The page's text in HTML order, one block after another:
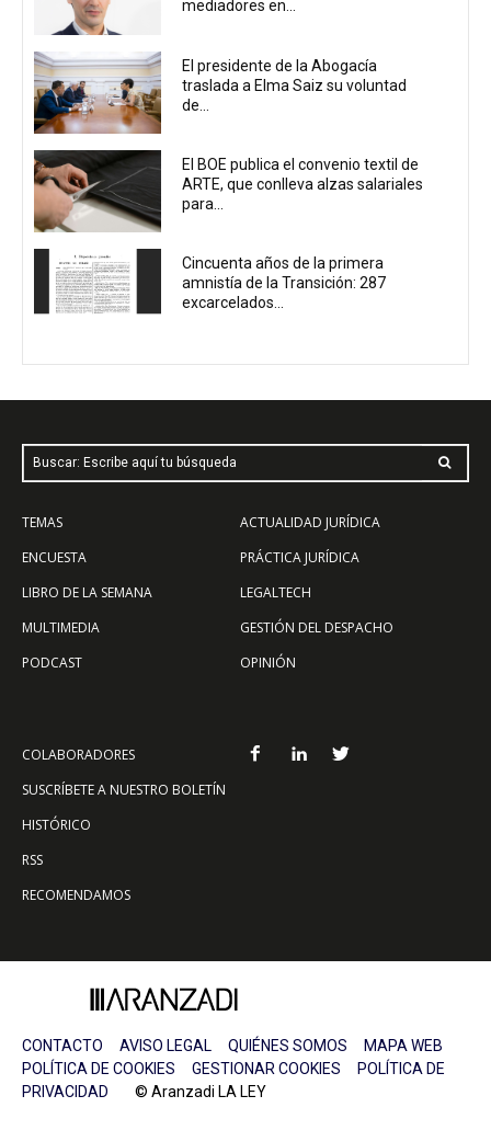
mediadores en...
El presidente de la Abogacía
traslada a Elma Saiz su voluntad
de...
El BOE publica el convenio textil de
ARTE, que conlleva alzas salariales
para...
Cincuenta años de la primera
amnistía de la Transición: 287
excarcelados...
Buscar: Escribe aquí tu búsqueda
TEMAS
ENCUESTA
LIBRO DE LA SEMANA
MULTIMEDIA
PODCAST
ACTUALIDAD JURÍDICA
PRÁCTICA JURÍDICA
LEGALTECH
GESTIÓN DEL DESPACHO
OPINIÓN
COLABORADORES
SUSCRÍBETE A NUESTRO BOLETÍN
HISTÓRICO
RSS
RECOMENDAMOS
CONTACTO AVISO LEGAL QUIÉNES SOMOS
MAPA WEB
POLÍTICA DE COOKIES
GESTIONAR COOKIES
POLÍTICA DE
PRIVACIDAD © Aranzadi LA LEY